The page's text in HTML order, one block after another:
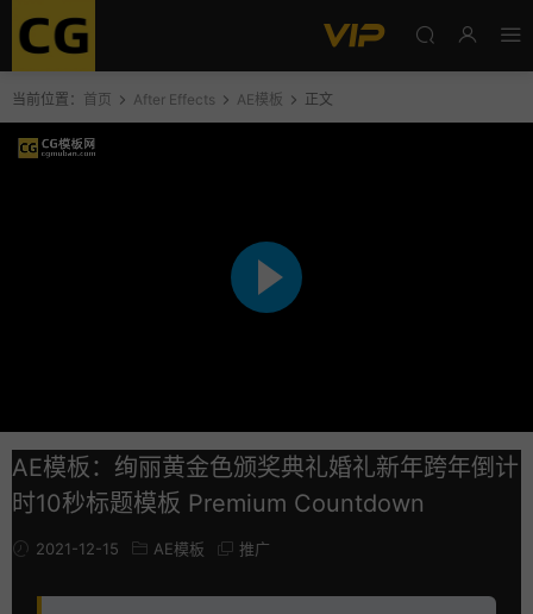
当前位置： 首页 After Effects AE模板 正文
AE模板：绚丽黄金色颁奖典礼婚礼新年跨年倒计
时10秒标题模板 Premium Countdown
2021-12-15 AE模板 推广